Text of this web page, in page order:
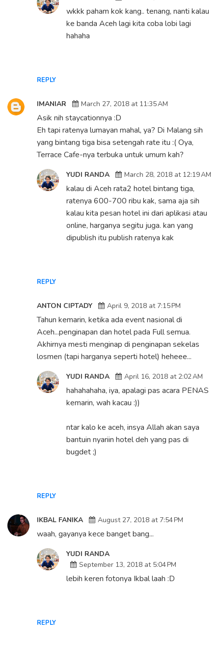
REPLY
wkkk paham kok kang.. tenang, nanti kalau
ke banda Aceh lagi kita coba lobi lagi
hahaha
IMANIAR March 27, 2018 at 11:35 AM
Asik nih staycationnya :D
Eh tapi ratenya lumayan mahal, ya? Di Malang sih
yang bintang tiga bisa setengah rate itu :( Oya,
Terrace Cafe-nya terbuka untuk umum kah?
REPLY
YUDI RANDA March 28, 2018 at 12:19 AM
kalau di Aceh rata2 hotel bintang tiga,
ratenya 600-700 ribu kak, sama aja sih
kalau kita pesan hotel ini dari aplikasi atau
online, harganya segitu juga. kan yang
dipublish itu publish ratenya kak
ANTON CIPTADY April 9, 2018 at 7:15 PM
Tahun kemarin, ketika ada event nasional di
Aceh...penginapan dan hotel pada Full semua.
Akhirnya mesti menginap di penginapan sekelas
losmen (tapi harganya seperti hotel) heheee...
REPLY
YUDI RANDA April 16, 2018 at 2:02 AM
hahahahaha, iya, apalagi pas acara PENAS
kemarin, wah kacau :))
ntar kalo ke aceh, insya Allah akan saya
bantuin nyariin hotel deh yang pas di
bugdet ;)
IKBAL FANIKA August 27, 2018 at 7:54 PM
waah, gayanya kece banget bang...
REPLY
YUDI RANDA
September 13, 2018 at 5:04 PM
lebih keren fotonya Ikbal laah :D